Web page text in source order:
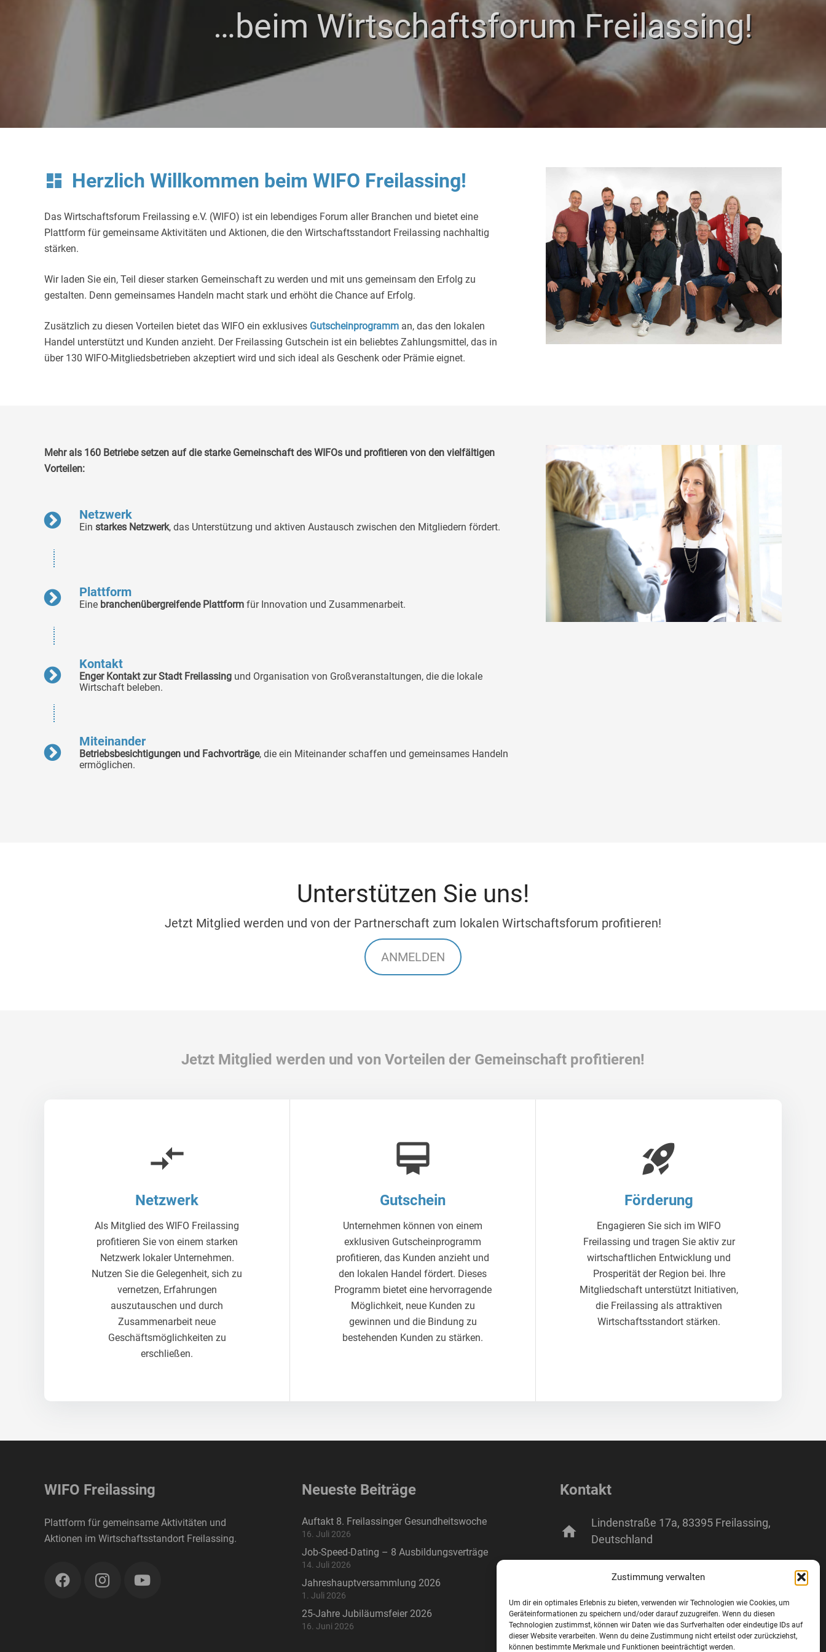
Zustimmung verwalten
Um dir ein optimales Erlebnis zu bieten, verwenden wir Technologien wie Cookies, um
Geräteinformationen zu speichern und/oder darauf zuzugreifen. Wenn du diesen
Technologien zustimmst, können wir Daten wie das Surfverhalten oder eindeutige IDs auf
dieser Website verarbeiten. Wenn du deine Zustimmung nicht erteilst oder zurückziehst,
können bestimmte Merkmale und Funktionen beeinträchtigt werden.
…beim Wirtschaftsforum Freilassing!
dashboard Herzlich Willkommen beim WIFO Freilassing!
Das Wirtschaftsforum Freilassing e.V. (WIFO) ist ein lebendiges Forum aller Branchen und bietet eine
Plattform für gemeinsame Aktivitäten und Aktionen, die den Wirtschaftsstandort Freilassing nachhaltig
stärken.
Wir laden Sie ein, Teil dieser starken Gemeinschaft zu werden und mit uns gemeinsam den Erfolg zu
gestalten. Denn gemeinsames Handeln macht stark und erhöht die Chance auf Erfolg.
Zusätzlich zu diesen Vorteilen bietet das WIFO ein exklusives Gutscheinprogramm an, das den lokalen
Handel unterstützt und Kunden anzieht. Der Freilassing Gutschein ist ein beliebtes Zahlungsmittel, das in
über 130 WIFO-Mitgliedsbetrieben akzeptiert wird und sich ideal als Geschenk oder Prämie eignet.
Mehr als 160 Betriebe setzen auf die starke Gemeinschaft des WIFOs und profitieren von den vielfältigen
Vorteilen:
Netzwerk
Ein starkes Netzwerk, das Unterstützung und aktiven Austausch zwischen den Mitgliedern fördert.
Plattform
Eine branchenübergreifende Plattform für Innovation und Zusammenarbeit.
Kontakt
Enger Kontakt zur Stadt Freilassing und Organisation von Großveranstaltungen, die die lokale
Wirtschaft beleben.
Miteinander
Betriebsbesichtigungen und Fachvorträge, die ein Miteinander schaffen und gemeinsames Handeln
ermöglichen.
Unterstützen Sie uns!
Jetzt Mitglied werden und von der Partnerschaft zum lokalen Wirtschaftsforum profitieren!
ANMELDEN
Jetzt Mitglied werden und von Vorteilen der Gemeinschaft profitieren!
compare_arrows
Netzwerk
Als Mitglied des WIFO Freilassing
profitieren Sie von einem starken
Netzwerk lokaler Unternehmen.
Nutzen Sie die Gelegenheit, sich zu
vernetzen, Erfahrungen
auszutauschen und durch
Zusammenarbeit neue
Geschäftsmöglichkeiten zu
erschließen.
card_membership
Gutschein
Unternehmen können von einem
exklusiven Gutscheinprogramm
profitieren, das Kunden anzieht und
den lokalen Handel fördert. Dieses
Programm bietet eine hervorragende
Möglichkeit, neue Kunden zu
gewinnen und die Bindung zu
bestehenden Kunden zu stärken.
rocket_launch
Förderung
Engagieren Sie sich im WIFO
Freilassing und tragen Sie aktiv zur
wirtschaftlichen Entwicklung und
Prosperität der Region bei. Ihre
Mitgliedschaft unterstützt Initiativen,
die Freilassing als attraktiven
Wirtschaftsstandort stärken.
WIFO Freilassing
Plattform für gemeinsame Aktivitäten und
Aktionen im Wirtschaftsstandort Freilassing.
Neueste Beiträge
Auftakt 8. Freilassinger Gesundheitswoche
16. Juli 2026
Job-Speed-Dating – 8 Ausbildungsverträge
14. Juli 2026
Jahreshauptversammlung 2026
1. Juli 2026
25-Jahre Jubiläumsfeier 2026
16. Juni 2026
Kontakt
home
Lindenstraße 17a, 83395 Freilassing,
Deutschland
info@wifo-freilassing.de
phone +49 8654 77288-0
fax +49 8654 77288-2